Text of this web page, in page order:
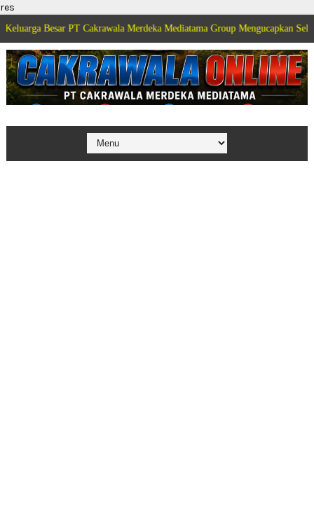
res
Besar PT Cakrawala Merdeka Mediatama Group Mengucapkan Selamat